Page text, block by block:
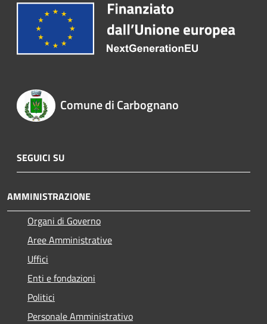
Comune di Carbognano
SEGUICI SU
AMMINISTRAZIONE
Organi di Governo
Aree Amministrative
Uffici
Enti e fondazioni
Politici
Personale Amministrativo